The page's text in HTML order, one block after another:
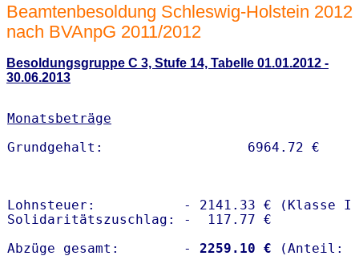
Beamtenbesoldung Schleswig-Holstein 2012
nach BVAnpG 2011/2012
Besoldungsgruppe C 3, Stufe 14, Tabelle 01.01.2012 -
30.06.2013
Monatsbeträge
Lohnsteuer:           - 2141.33 € (Klasse I)
Solidaritätszuschlag: -  117.77 €
Abzüge gesamt:        -
2259.10 €